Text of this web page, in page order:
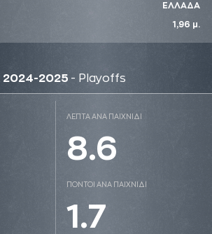
ΕΛΛΑΔΑ
1,96 μ.
2024-2025 - Playoffs
ΛΕΠΤΑ ΑΝΑ ΠΑΙΧΝΙΔΙ
8.6
ΠΟΝΤΟΙ ΑΝΑ ΠΑΙΧΝΙΔΙ
1.7